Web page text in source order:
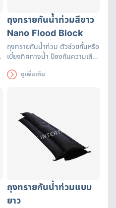
ถุงทรายกันน้ำท่วมสีขาว
Nano Flood Block
ถุงทรายกันน้ำท่วม ตัวช่วยกั้นหรือ
เบี่ยงทิศทางน้ำ ป้องกันความเสีย
ถึง 3 เดือน ถุงทรายดูดซับน้ำได้
ดูเพิ่มเติม
ถุงทรายกันน้ำท่วมแบบ
ยาว